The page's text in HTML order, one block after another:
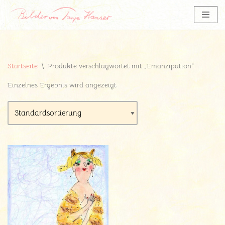
Startseite \ Produkte verschlagwortet mit „Emanzipation“
Einzelnes Ergebnis wird angezeigt